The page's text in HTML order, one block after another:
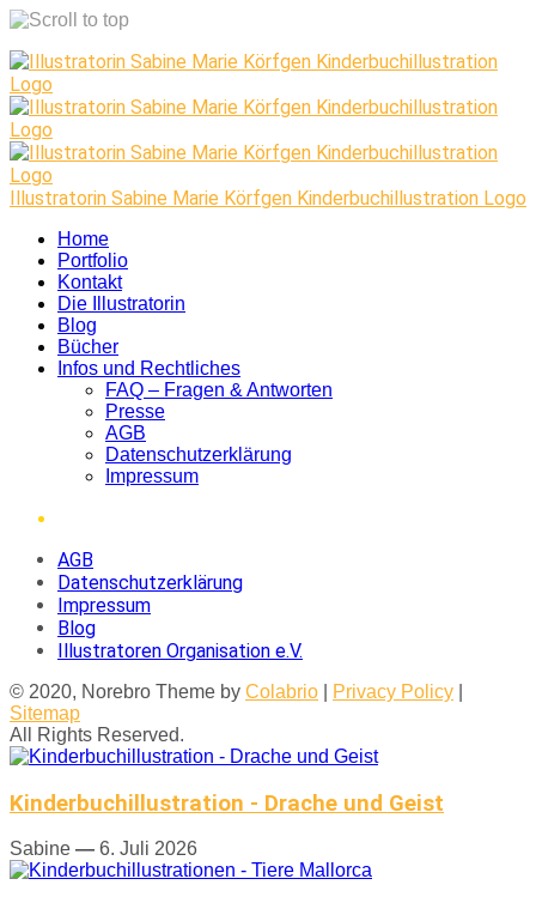
Skip
to
content
Illustratorin Sabine Marie Körfgen Kinderbuchillustration Logo
Home
Portfolio
Kontakt
Die Illustratorin
Blog
Bücher
Infos und Rechtliches
FAQ – Fragen & Antworten
Presse
AGB
Datenschutzerklärung
Impressum
AGB
Datenschutzerklärung
Impressum
Blog
Illustratoren Organisation e.V.
© 2020, Norebro Theme by Colabrio Privacy Policy
Sitemap
All Rights Reserved.
Kinderbuchillustration - Drache und Geist
Sabine — 6. Juli 2026